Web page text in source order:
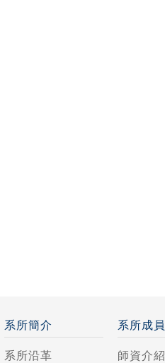
系所簡介
系所沿革
系所成員
師資介紹